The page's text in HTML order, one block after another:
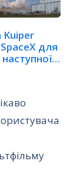
Kuiper
для
наступної…